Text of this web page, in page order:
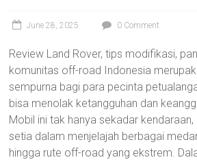
June 28, 2025 0 Comment
Review Land Rover, tips modifikasi,
komunitas off-road Indonesia
sempurna bagi para pecinta
bisa menolak ketangguhan dan
Mobil ini tak hanya sekadar
setia dalam menjelajah berbagai
hingga rute off-road yang ekstrem.